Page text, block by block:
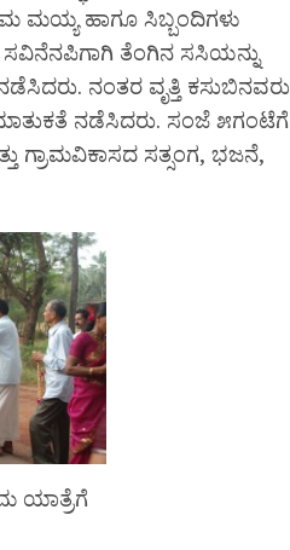
ಮಯ್ಯ ಹಾಗೂ ಸಿಬ್ಬಂದಿಗಳು
ತೆಂಗಿನ ಸಸಿಯನ್ನು
ನಂತರ ವೃತ್ತಿ ಕಸುಬಿನವರು
ನಡೆಸಿದರು. ಸಂಜೆ ೫ಗಂಟೆಗೆ
ಗ್ರಾಮವಿಕಾಸದ ಸತ್ಸಂಗ, ಭಜನೆ,
ಯಾತ್ರೆಗೆ